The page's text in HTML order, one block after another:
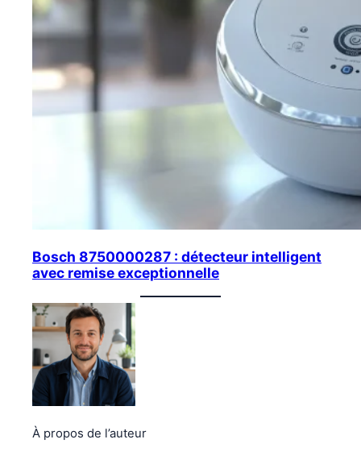
Bosch 8750000287 : détecteur intelligent
avec remise exceptionnelle
À propos de l’auteur